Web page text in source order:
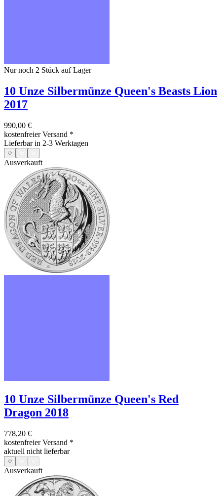
Nur noch 2 Stück auf Lager
10 Unze Silbermünze Queen's Beasts Lion
2017
990,00 €
kostenfreier Versand *
Lieferbar in 2-3 Werktagen
Ausverkauft
10 Unze Silbermünze Queen's Red
Dragon 2018
778,20 €
kostenfreier Versand *
aktuell nicht lieferbar
Ausverkauft